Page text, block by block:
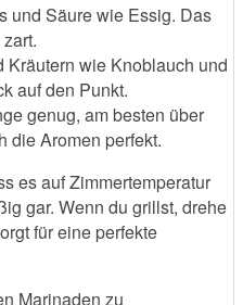
und Säure wie Essig. Das
Kräutern wie Knoblauch und
auf den Punkt.
genug, am besten über
die Aromen perfekt.
es auf Zimmertemperatur
gar. Wenn du grillst, drehe
für eine perfekte
Marinaden zu